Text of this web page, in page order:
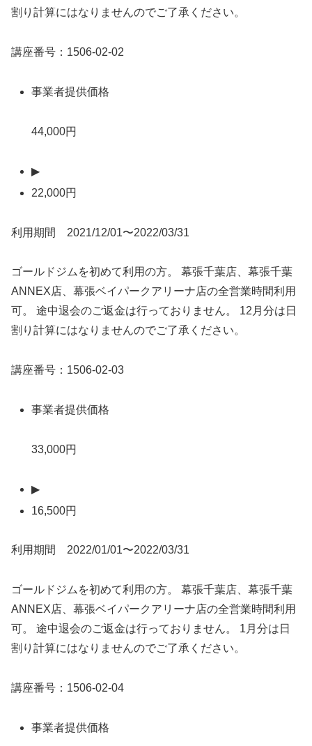
割り計算にはなりませんのでご了承ください。
講座番号：1506-02-02
事業者提供価格
44,000円
▶
22,000円
利用期間 2021/12/01〜2022/03/31
ゴールドジムを初めて利用の方。 幕張千葉店、幕張千葉
ANNEX店、幕張ベイパークアリーナ店の全営業時間利用
可。 途中退会のご返金は行っておりません。 12月分は日
割り計算にはなりませんのでご了承ください。
講座番号：1506-02-03
事業者提供価格
33,000円
▶
16,500円
利用期間 2022/01/01〜2022/03/31
ゴールドジムを初めて利用の方。 幕張千葉店、幕張千葉
ANNEX店、幕張ベイパークアリーナ店の全営業時間利用
可。 途中退会のご返金は行っておりません。 1月分は日
割り計算にはなりませんのでご了承ください。
講座番号：1506-02-04
事業者提供価格